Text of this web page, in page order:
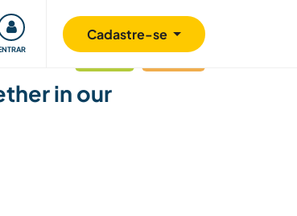
Cadastre-se
Retribuindo Segurança
in our